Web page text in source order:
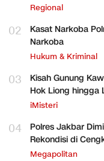
Regional
02
Kasat Narkoba
Narkoba
Hukum & Kriminal
03
Kisah Gunung
Hok Liong hingga
iMisteri
04
Polres Jakbar
Rekondisi di
Megapolitan